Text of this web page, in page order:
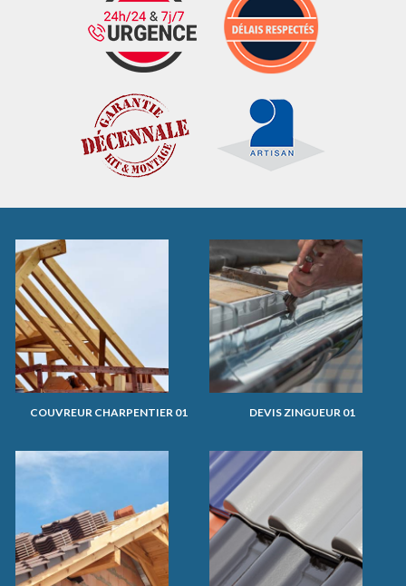
COUVREUR CHARPENTIER 01 DEVIS ZINGUEUR 01